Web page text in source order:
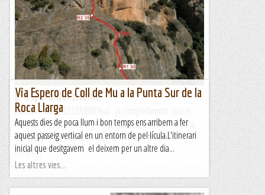
L' esperó del titanic
DILLUNS, 06 DE DESEMBREAvui , ja completament dins el
Pont de la Constitució la gent ja esta colocada i per la zona
tan sols quedem els que no poden sortir o els que...
Els Visas
Via Espero de Coll de Mu a la Punta Sur de la
Roca Llarga
Aquests dies de poca llum i bon temps ens arribem a fer
aquest passeig vertical en un entorn de pel·lícula.L'itinerari
inicial que desitgavem el deixem per un altre dia...
Les altres vies...